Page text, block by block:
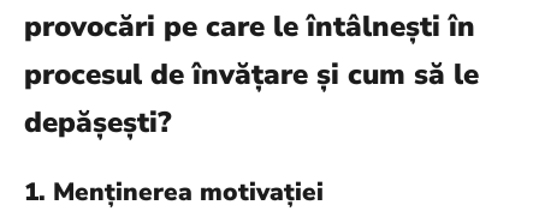
provocări pe care le întâlnești în
procesul de învățare și cum să le
depășești?
1. Menținerea motivației